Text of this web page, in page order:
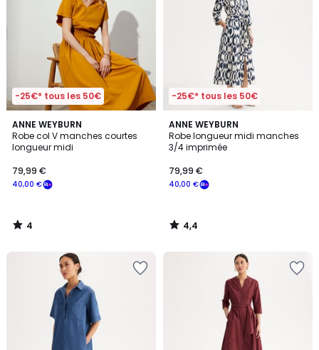
-25€* tous les 50€
ANNE WEYBURN
Robe col V manches courtes
longueur midi
40,00 €
79,99 €
4
/
5
4
/
-25€* tous les 50€
ANNE WEYBURN
Robe longueur midi manches
3/4 imprimée
40,00 €
79,99 €
4,4
/ 5
4,4
/